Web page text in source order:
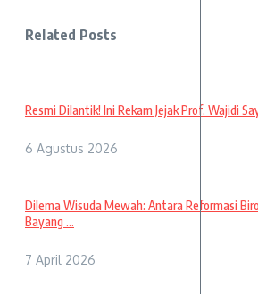
Related Posts
Resmi Dilantik! Ini Rekam Jejak Prof. Wajidi
6 Agustus 2026
Dilema Wisuda Mewah: Antara Reformasi
Bayang ...
7 April 2026